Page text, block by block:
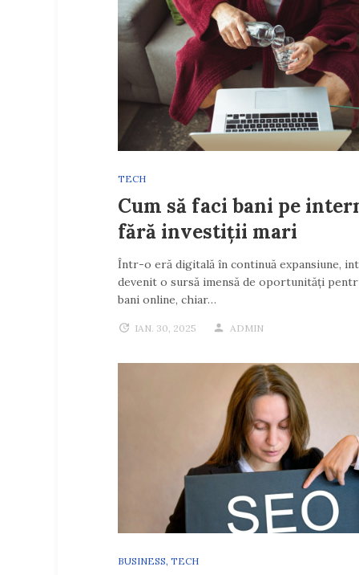
TECH
Cum să faci bani pe
fără investiții mari
Într-o eră digitală în continuă expansiune,
devenit o sursă imensă de oportunități
bani online, chiar…
IAN. 30, 2025 ADMIN
BUSINESS, TECH